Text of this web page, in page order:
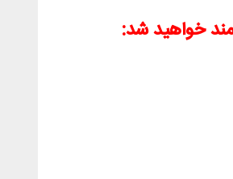
خواهید شد: